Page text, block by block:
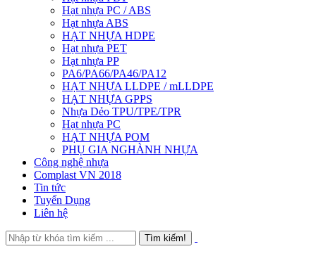
Hạt nhựa PC / ABS
Hạt nhựa ABS
HẠT NHỰA HDPE
Hạt nhựa PET
Hạt nhựa PP
PA6/PA66/PA46/PA12
HẠT NHỰA LLDPE / mLLDPE
HẠT NHỰA GPPS
Nhựa Dẻo TPU/TPE/TPR
Hạt nhựa PC
HẠT NHỰA POM
PHỤ GIA NGHÀNH NHỰA
Công nghệ nhựa
Complast VN 2018
Tin tức
Tuyển Dụng
Liên hệ